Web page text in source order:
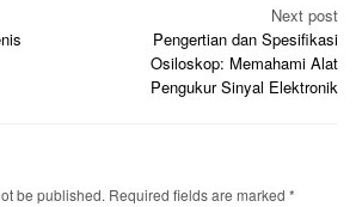
Next post
Pengertian dan Spesifikasi
Osiloskop: Memahami Alat
Pengukur Sinyal Elektronik
be published. Required fields are marked *